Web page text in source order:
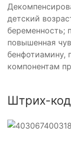
детский
беременность;
повышенная
бенфотиамину,
компонентам
Штрих-код